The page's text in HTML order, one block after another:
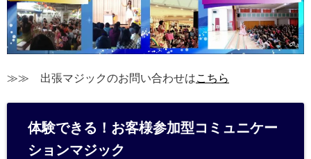
≫≫ 出張マジックのお問い合わせはこちら
体験できる！お客様参加型コミュニケー
ションマジック